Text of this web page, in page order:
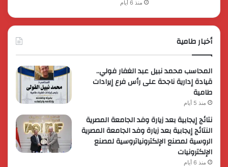
منذ 6 أيام
أخبار طامية
المحاسب محمد نبيل عبد الغفار فولي..
قيادة إدارية ناجحة على رأس فرع إيرادات
طامية
منذ 5 أيام
نتائج إيجابية بعد زيارة وفد الجامعة المصرية
النتائج إيجابية بعد زيارة وفد الجامعة المصرية
الروسية لمصنع الإلكترونياتروسية لمصنع
الإلكترونيات
منذ 6 أيام